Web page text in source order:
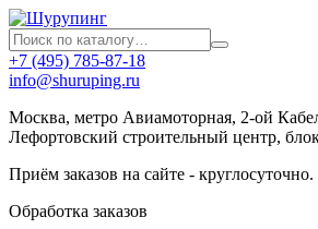
+7 (495) 785-87-18
info@shuruping.ru
Москва, метро Авиамоторная, 2-ой
Лефортовский строительный центр,
Приём заказов на сайте - круглосуточно.
Обработка заказов